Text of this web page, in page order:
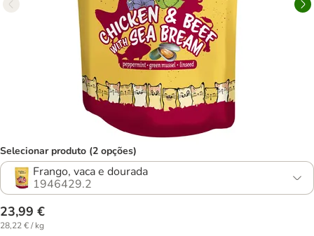
Selecionar produto (2 opções)
Frango, vaca e dourada
1946429.2
23,99 €
28,22 € / kg